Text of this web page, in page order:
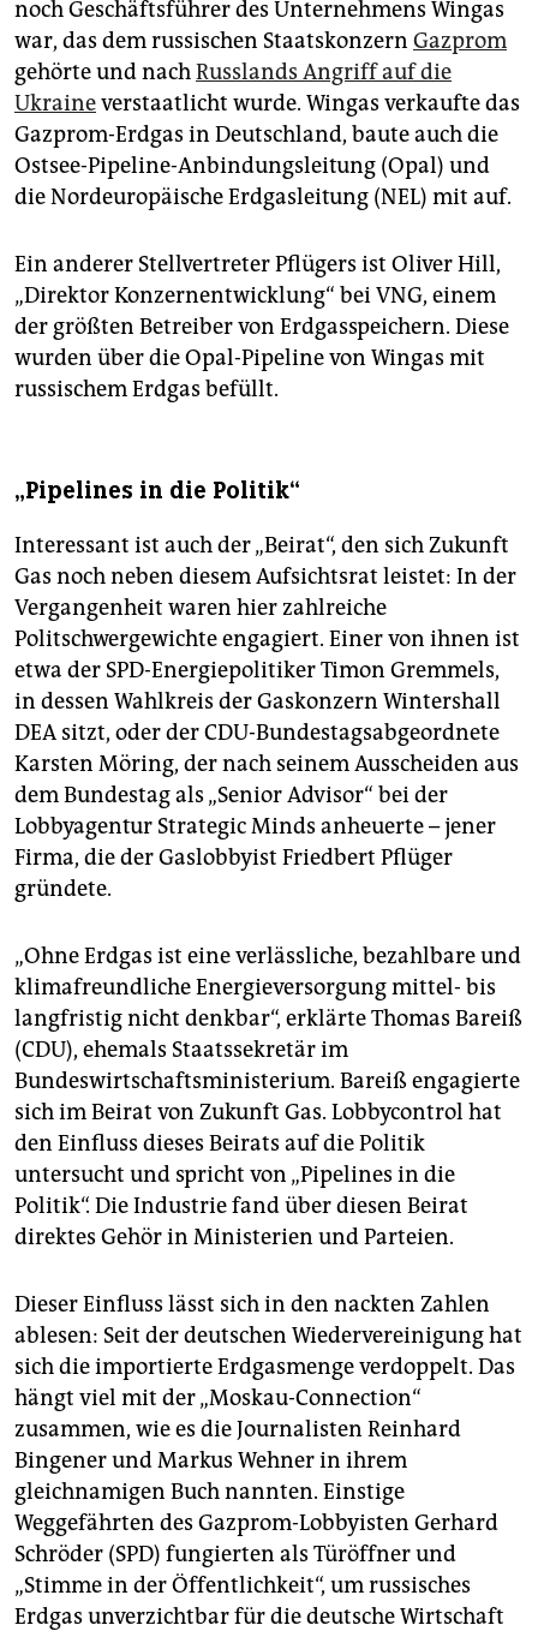
noch Geschäftsführer des Unternehmens Wingas
war, das dem russischen Staatskonzern Gazprom
gehörte und nachRusslands Angriff auf die
Ukraineverstaatlicht wurde. Wingas verkaufte das
Gazprom-Erdgas in Deutschland, baute auch die
Ostsee-Pipeline-Anbindungsleitung (Opal) und
die Nordeuropäische Erdgasleitung (NEL) mit auf.
Ein anderer Stellvertreter Pflügers ist Oliver Hill,
„Direktor Konzernentwicklung“ bei VNG, einem
der größten Betreiber von Erdgasspeichern. Diese
wurden über die Opal-Pipeline von Wingas mit
russischem Erdgas befüllt.
„Pipelines in die Politik“
Interessant ist auch der „Beirat“, den sich Zukunft
Gas noch neben diesem Aufsichtsrat leistet: In der
Vergangenheit waren hier zahlreiche
Politschwergewichte engagiert. Einer von ihnen ist
etwa der SPD-Energiepolitiker Timon Gremmels,
in dessen Wahlkreis der Gaskonzern Wintershall
DEA sitzt, oder der CDU-Bundestagsabgeordnete
Karsten Möring, der nach seinem Ausscheiden aus
dem Bundestag als „Senior Advisor“ bei der
Lobbyagentur Strategic Minds anheuerte – jener
Firma, die der Gaslobbyist Friedbert Pflüger
gründete.
„Ohne Erdgas ist eine verlässliche, bezahlbare und
klimafreundliche Energieversorgung mittel- bis
langfristig nicht denkbar“, erklärte Thomas Bareiß
(CDU), ehemals Staatssekretär im
Bundeswirtschaftsministerium. Bareiß engagierte
sich im Beirat von Zukunft Gas. Lobbycontrol hat
den Einfluss dieses Beirats auf die Politik
untersucht und spricht von „Pipelines in die
Politik“. Die Industrie fand über diesen Beirat
direktes Gehör in Ministerien und Parteien.
Dieser Einfluss lässt sich in den nackten Zahlen
ablesen: Seit der deutschen Wiedervereinigung hat
sich die importierte Erdgasmenge verdoppelt. Das
hängt viel mit der „Moskau-Connection“
zusammen, wie es die Journalisten Reinhard
Bingener und Markus Wehner in ihrem
gleichnamigen Buch nannten. Einstige
Weggefährten des Gazprom-Lobbyisten Gerhard
Schröder (SPD) fungierten als Türöffner und
„Stimme in der Öffentlichkeit“, um russisches
Erdgas unverzichtbar für die deutsche Wirtschaft